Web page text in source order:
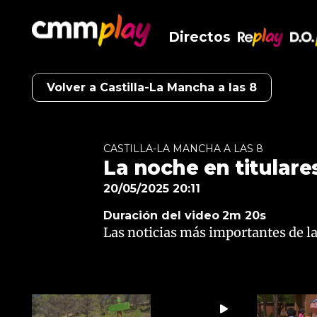
Directos
Volver a Castilla-La Mancha a las 8
CASTILLA-LA MANCHA A LAS 8
La noche en
20/05/2025 20:11
Duración del video 2m 20s
Las noticias más importantes de